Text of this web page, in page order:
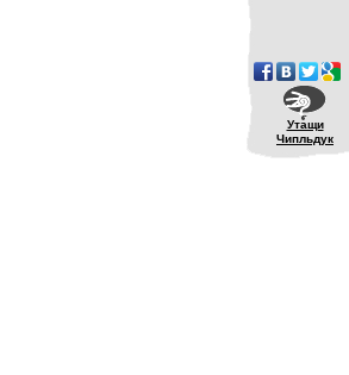
Утащи
Чипльдук